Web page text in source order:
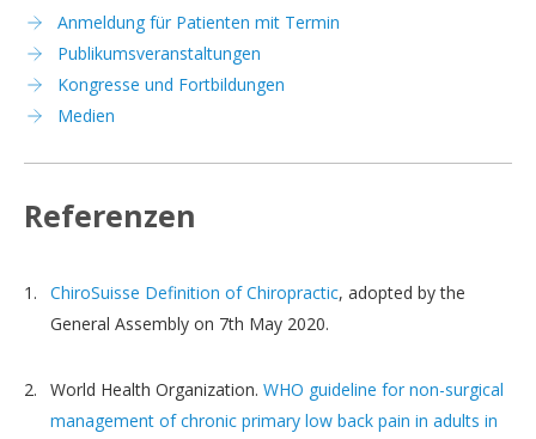
Anmeldung für Patienten mit Termin
Publikumsveranstaltungen
Kongresse und Fortbildungen
Medien
Referenzen
ChiroSuisse Definition of Chiropractic, adopted by the
General Assembly on 7th May 2020.
World Health Organization. WHO guideline for non-surgical
management of chronic primary low back pain in adults in